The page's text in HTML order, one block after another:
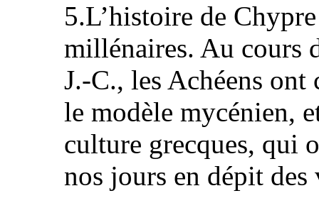
5.L’histoire de
millénaires. Au cours
J.-C., les Achéens ont
le modèle mycénien,
culture grecques, qui
nos jours en dépit